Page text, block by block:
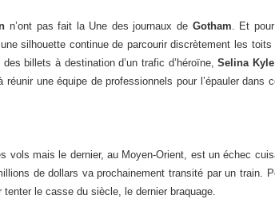
n’ont pas fait la Une des journaux de Gotham. Et
silhouette continue de parcourir discrètement les
des billets à destination d’un trafic d’héroïne,Selina Kyle
une équipe de professionnels pour l’épauler dans
vols mais le dernier, au Moyen-Orient, est un échec
de dollars va prochainement transité par un train.
le casse du siècle, le dernier braquage.